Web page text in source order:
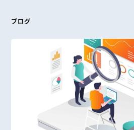
ブログ